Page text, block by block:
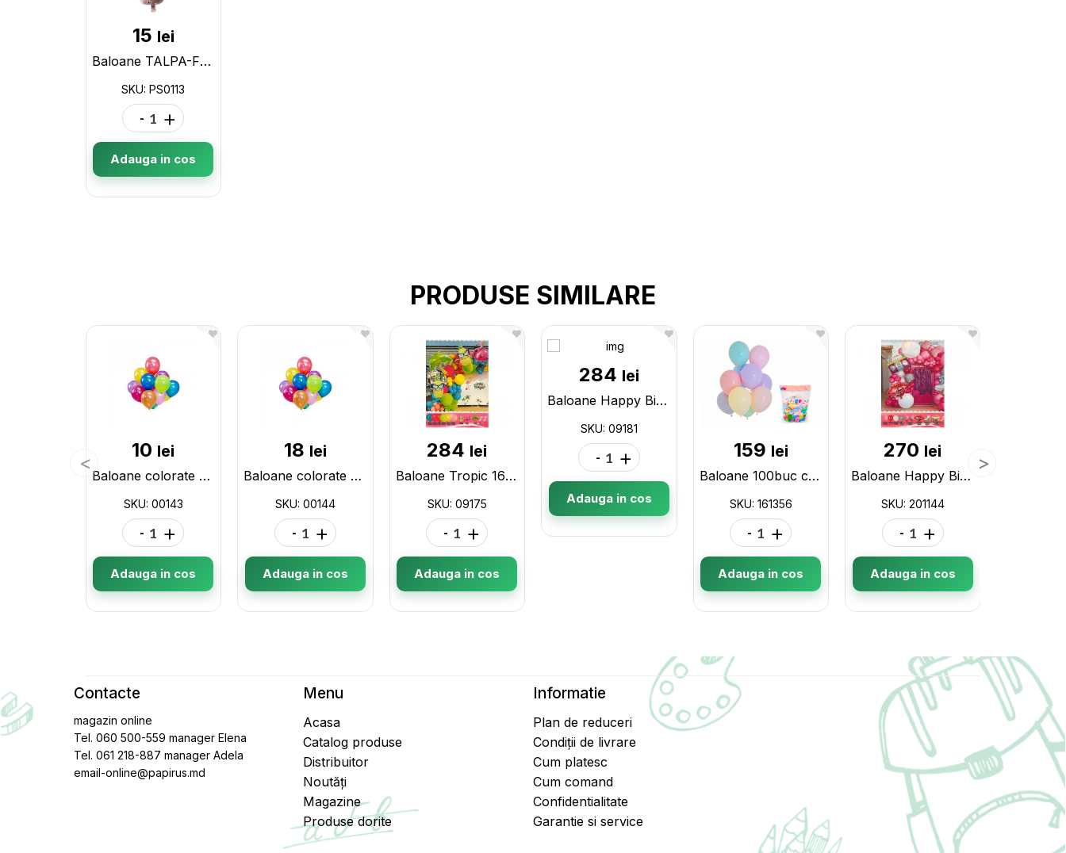
15 lei
Baloane TALPA-FETITA 78cm A310 PS0113
SKU: PS0113
- +
Adauga in cos
PRODUSE SIMILARE
10 lei
Baloane colorate set (5b)Mix 00143
SKU: 00143
- +
Adauga in cos
18 lei
Baloane colorate set (5b)Mix 00144
SKU: 00144
- +
Adauga in cos
284 lei
Baloane Tropic 165buc Asorti S11-8 09175
SKU: 09175
- +
Adauga in cos
284 lei
Baloane Happy Birthday 161buc,Dino S11-14 09181
SKU: 09181
- +
Adauga in cos
159 lei
Baloane 100buc culori Pastel 161356
SKU: 161356
- +
Adauga in cos
270 lei
Baloane Happy Birthday 134buc,Princess S11-4,09171 201144
SKU: 201144
- +
Adauga in cos
Contacte
magazin online
Tel. 060 500-559 manager Elena
Tel. 061 218-887 manager Adela
email-online@papirus.md
Menu
Acasa
Catalog produse
Distribuitor
Noutăți
Magazine
Produse dorite
Informatie
Plan de reduceri
Condiții de livrare
Cum platesc
Cum comand
Confidentialitate
Garantie si service